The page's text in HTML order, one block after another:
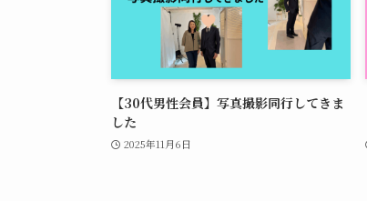
【30代男性会員】写真撮影同行してきま
した
2025年11月6日